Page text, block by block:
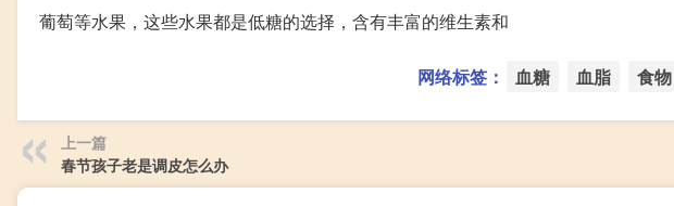
葡萄等水果，这些水果都是低糖的选择，含有丰富的维生素和
网络标签： 血糖 血脂 食物
上一篇
春节孩子老是调皮怎么办